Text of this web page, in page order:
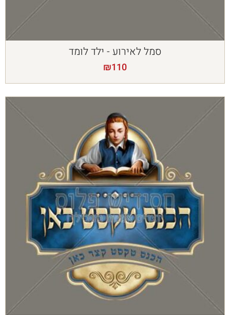
סמל לאירוע - ילד לומד
₪110